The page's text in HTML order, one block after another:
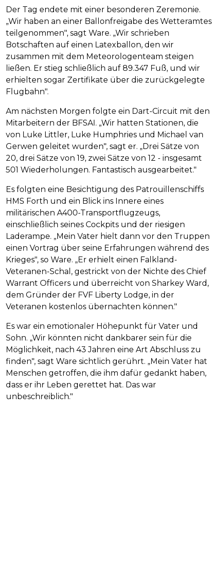
Der Tag endete mit einer besonderen Zeremonie.
„Wir haben an einer Ballonfreigabe des Wetteramtes
teilgenommen", sagt Ware. „Wir schrieben
Botschaften auf einen Latexballon, den wir
zusammen mit dem Meteorologenteam steigen
ließen. Er stieg schließlich auf 89.347 Fuß, und wir
erhielten sogar Zertifikate über die zurückgelegte
Flugbahn".
Am nächsten Morgen folgte ein Dart-Circuit mit den
Mitarbeitern der BFSAI. „Wir hatten Stationen, die
von Luke Littler, Luke Humphries und Michael van
Gerwen geleitet wurden", sagt er. „Drei Sätze von
20, drei Sätze von 19, zwei Sätze von 12 - insgesamt
501 Wiederholungen. Fantastisch ausgearbeitet."
Es folgten eine Besichtigung des Patrouillenschiffs
HMS Forth und ein Blick ins Innere eines
militärischen A400-Transportflugzeugs,
einschließlich seines Cockpits und der riesigen
Laderampe. „Mein Vater hielt dann vor den Truppen
einen Vortrag über seine Erfahrungen während des
Krieges", so Ware. „Er erhielt einen Falkland-
Veteranen-Schal, gestrickt von der Nichte des Chief
Warrant Officers und überreicht von Sharkey Ward,
dem Gründer der FVF Liberty Lodge, in der
Veteranen kostenlos übernachten können."
Es war ein emotionaler Höhepunkt für Vater und
Sohn. „Wir könnten nicht dankbarer sein für die
Möglichkeit, nach 43 Jahren eine Art Abschluss zu
finden", sagt Ware sichtlich gerührt. „Mein Vater hat
Menschen getroffen, die ihm dafür gedankt haben,
dass er ihr Leben gerettet hat. Das war
unbeschreiblich."